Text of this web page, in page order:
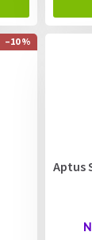
–10 %
Aptus